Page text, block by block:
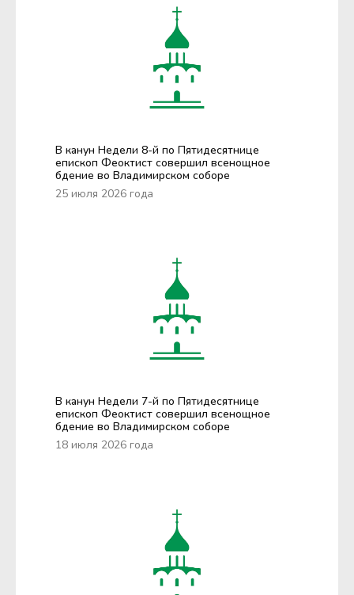
В канун Недели 8-й по Пятидесятнице
епископ Феоктист совершил всенощное
бдение во Владимирском соборе
25 июля 2026 года
В канун Недели 7-й по Пятидесятнице
епископ Феоктист совершил всенощное
бдение во Владимирском соборе
18 июля 2026 года